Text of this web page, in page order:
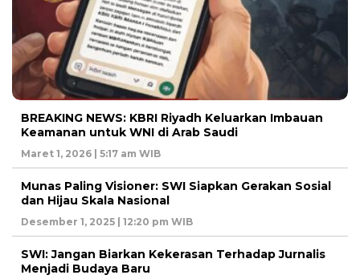
BREAKING NEWS: KBRI Riyadh Keluarkan Imbauan
Keamanan untuk WNI di Arab Saudi
Maret 1, 2026 | 5:17 am WIB
Munas Paling Visioner: SWI Siapkan Gerakan Sosial
dan Hijau Skala Nasional
Desember 1, 2025 | 12:20 pm WIB
SWI: Jangan Biarkan Kekerasan Terhadap Jurnalis
Menjadi Budaya Baru